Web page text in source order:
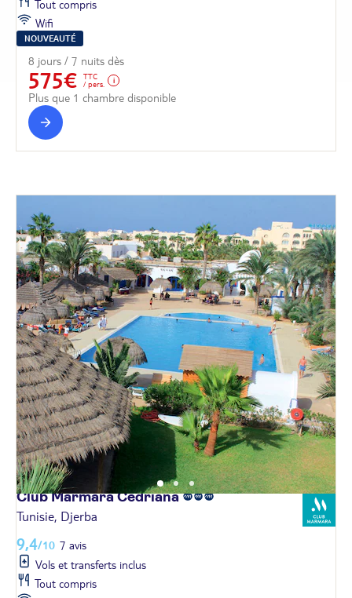
Tout compris
Wifi
NOUVEAUTÉ
8 jours / 7 nuits dès
575€
TTC
/ pers.
Plus que 1 chambre disponible
Club MarmaraCedriana
Tunisie, Djerba
9,4/10 7 avis
Vols et transferts inclus
Tout compris